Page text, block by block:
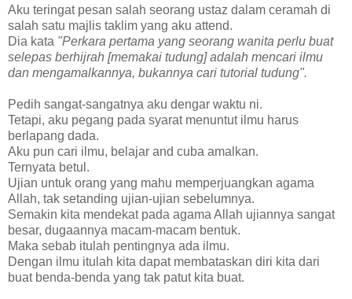
Aku teringat pesan salah seorang ustaz dalam ceramah di
salah satu majlis taklim yang aku attend.
Dia kata "Perkara pertama yang seorang wanita perlu buat
selepas berhijrah [memakai tudung] adalah mencari ilmu
dan mengamalkannya, bukannya cari tutorial tudung".
Pedih sangat-sangatnya aku dengar waktu ni.
Tetapi, aku pegang pada syarat menuntut ilmu harus
berlapang dada.
Aku pun cari ilmu, belajar and cuba amalkan.
Ternyata betul.
Ujian untuk orang yang mahu memperjuangkan agama
Allah, tak setanding ujian-ujian sebelumnya.
Semakin kita mendekat pada agama Allah ujiannya sangat
besar, dugaannya macam-macam bentuk.
Maka sebab itulah pentingnya ada ilmu.
Dengan ilmu itulah kita dapat membataskan diri kita dari
buat benda-benda yang tak patut kita buat.